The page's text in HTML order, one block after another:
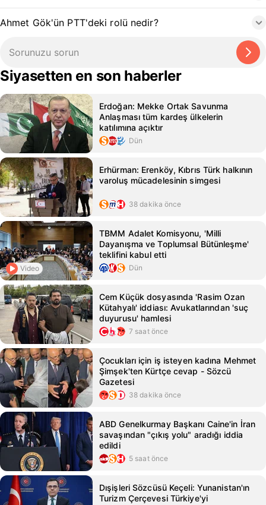
Ahmet Gök'ün PTT'deki rolü nedir?
Siyasetten en son haberler
Erdoğan: Mekke Ortak Savunma
Anlaşması tüm kardeş ülkelerin
katılımına açıktır
Dün
Erhürman: Erenköy, Kıbrıs Türk halkının
varoluş mücadelesinin simgesi
38 dakika önce
Video
TBMM Adalet Komisyonu, 'Milli
Dayanışma ve Toplumsal Bütünleşme'
teklifini kabul etti
Dün
Cem Küçük dosyasında 'Rasim Ozan
Kütahyalı' iddiası: Avukatlarından 'suç
duyurusu' hamlesi
7 saat önce
Çocukları için iş isteyen kadına Mehmet
Şimşek'ten Kürtçe cevap - Sözcü
Gazetesi
38 dakika önce
ABD Genelkurmay Başkanı Caine'in İran
savaşından "çıkış yolu" aradığı iddia
edildi
5 saat önce
Dışişleri Sözcüsü Keçeli: Yunanistan'ın
Turizm Çerçevesi Türkiye'yi